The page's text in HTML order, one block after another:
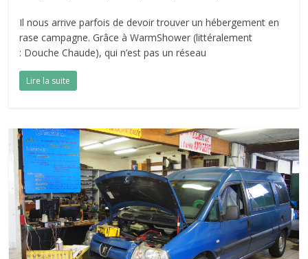
Il nous arrive parfois de devoir trouver un hébergement en
rase campagne. Grâce à WarmShower (littéralement
: Douche Chaude), qui n’est pas un réseau
Lire la suite